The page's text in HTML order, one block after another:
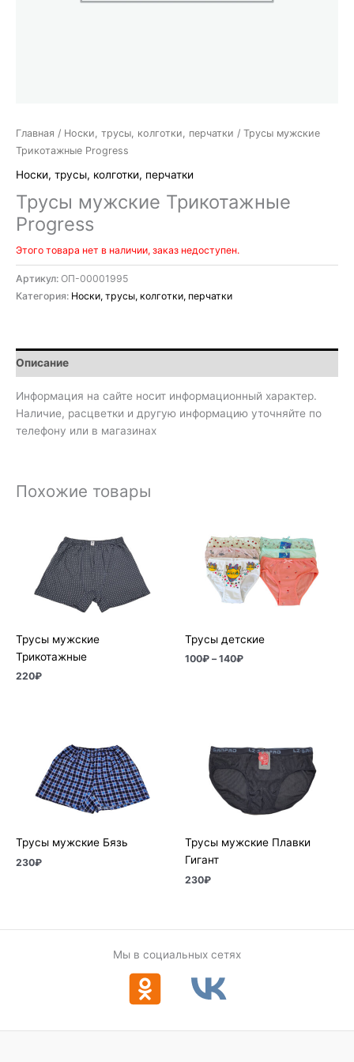
Главная / Носки, трусы, колготки, перчатки / Трусы мужские
Трикотажные Progress
Носки, трусы, колготки, перчатки
Трусы мужские Трикотажные
Progress
Этого товара нет в наличии, заказ недоступен.
Артикул: ОП-00001995
Категория: Носки, трусы, колготки, перчатки
Описание
Информация на сайте носит информационный характер.
Наличие, расцветки и другую информацию уточняйте по
телефону или в магазинах
Похожие товары
Трусы мужские
Трикотажные
220₽
Трусы детские
100₽ – 140₽
100₽
–
140₽
Трусы мужские Бязь
230₽
Трусы мужские Плавки
Гигант
230₽
Мы в социальных сетях